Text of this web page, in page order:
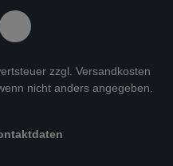
zzgl. Versandkosten
nicht anders angegeben.